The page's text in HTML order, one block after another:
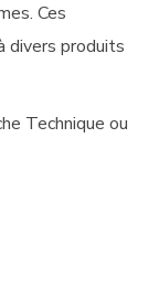
Ces
divers produits
Technique ou